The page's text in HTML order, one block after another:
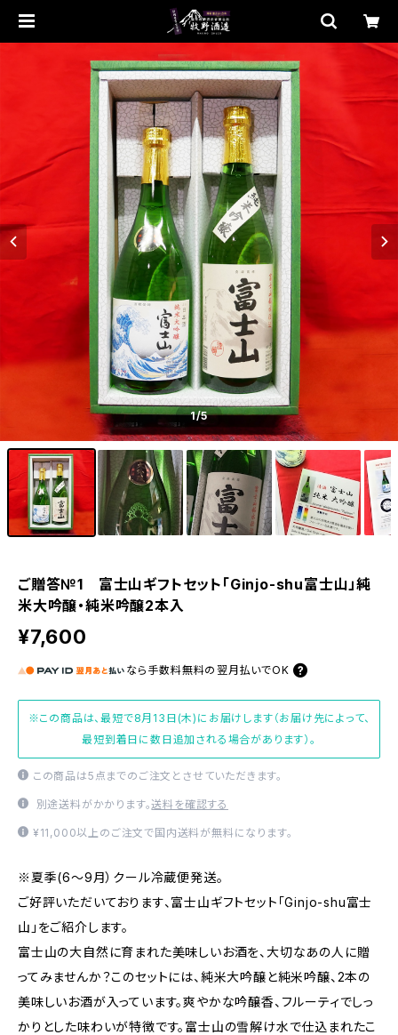
1/5
ご贈答№1 富士山ギフトセット「Ginjo-shu富士山」純
米大吟醸・純米吟醸2本入
¥7,600
なら 手数料無料の 翌月払いでOK
※この商品は、最短で8月13日(木)にお届けします（お届け先によって、
最短到着日に数日追加される場合があります）。
この商品は5点までのご注文とさせていただきます。
別途送料がかかります。送料を確認する
¥11,000以上のご注文で国内送料が無料になります。
※夏季(6～9月）クール冷蔵便発送。
ご好評いただいております、富士山ギフトセット「Ginjo-shu富士
山」をご紹介します。
富士山の大自然に育まれた美味しいお酒を、大切なあの人に贈
ってみませんか？このセットには、純米大吟醸と純米吟醸、2本の
美味しいお酒が入っています。爽やかな吟醸香、フルーティでしっ
かりとした味わいが特徴です。富士山の雪解け水で仕込まれたこ